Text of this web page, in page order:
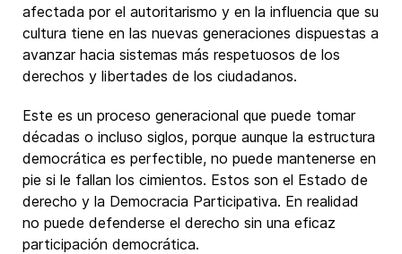
afectada por el autoritarismo y en la influencia que su
cultura tiene en las nuevas generaciones dispuestas a
avanzar hacia sistemas más respetuosos de los
derechos y libertades de los ciudadanos.
Este es un proceso generacional que puede tomar
décadas o incluso siglos, porque aunque la estructura
democrática es perfectible, no puede mantenerse en
pie si le fallan los cimientos. Estos son el Estado de
derecho y la Democracia Participativa. En realidad
no puede defenderse el derecho sin una eficaz
participación democrática.